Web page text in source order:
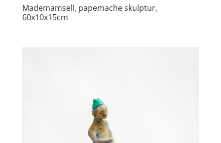
Mademamsell, papemache skulptur,
60x10x15cm